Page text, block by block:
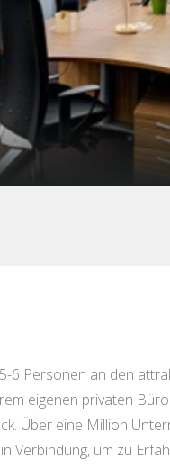
6 Personen an den
eigenen privaten
Über eine Million
Verbindung, um zu